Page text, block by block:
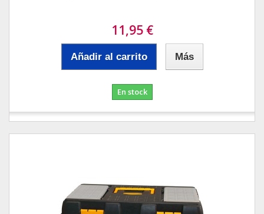
11,95 €
Añadir al carrito Más
En stock